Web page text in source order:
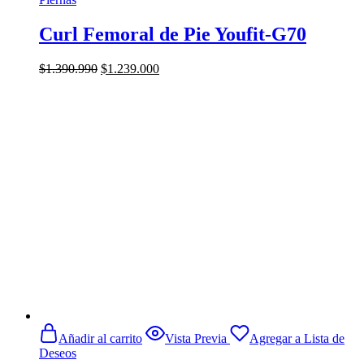
Curl Femoral de Pie Youfit-G70
$1.390.990 El
$1.239.000El
Añadir al carrito Vista Previa
Agregar a Lista de
Deseos